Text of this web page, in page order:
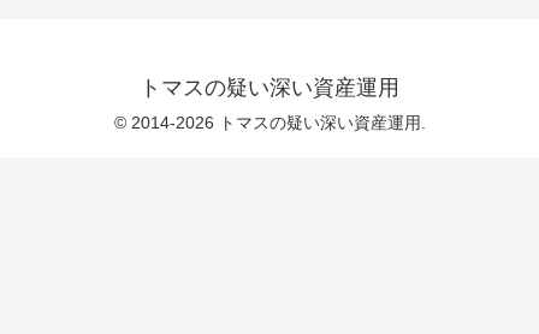
トマスの疑い深い資産運用
© 2014-2026 トマスの疑い深い資産運用.